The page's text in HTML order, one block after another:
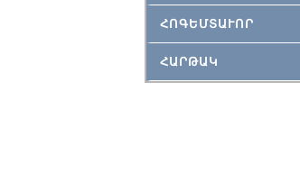
ՀՈԳԵՄՏԱՒՈՐ
ՀԱՐԹԱԿ